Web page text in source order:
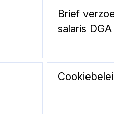
Brief
salaris DGA